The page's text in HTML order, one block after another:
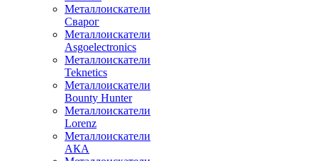
Металлоискатели
Сварог
Металлоискатели
Asgoelectronics
Металлоискатели
Teknetics
Металлоискатели
Bounty Hunter
Металлоискатели
Lorenz
Металлоискатели
АКА